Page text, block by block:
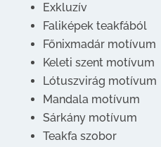
Exkluzív
Faliképek teakfából
Főnixmadár motívum
Keleti szent motívum
Lótuszvirág motívum
Mandala motívum
Sárkány motívum
Teakfa szobor